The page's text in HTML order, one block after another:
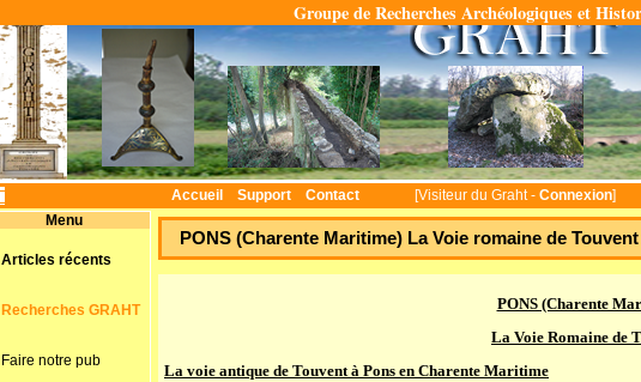
Groupe de Recherches Archéologiques et
Accueil Support Contact [Visiteur du Graht - Connexion]
Menu
Articles récents
Recherches GRAHT
Faire notre pub
PONS (Charente Maritime) La Voie romaine de Touvent
PONS (Charente
La Voie Romaine de
La voie antique de Touvent à Pons en Charente Maritime
Temps : 0.242 seconde(s)